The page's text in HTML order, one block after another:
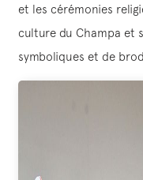
et les cérémonies
culture du Champa et
symboliques et de